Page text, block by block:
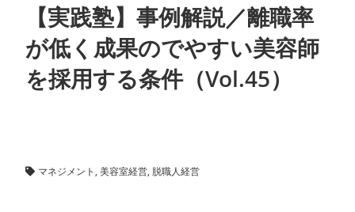
【実践塾】事例解説／離職率
が低く成果のでやすい美容師
を採用する条件（Vol.45）
マネジメント ,美容室経営 脱職人経営